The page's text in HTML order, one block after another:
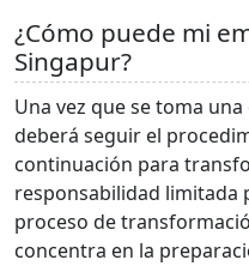
¿Cómo puede mi
Singapur?
Una vez que se toma
deberá seguir el
continuación para
responsabilidad limitada
proceso de
concentra en la